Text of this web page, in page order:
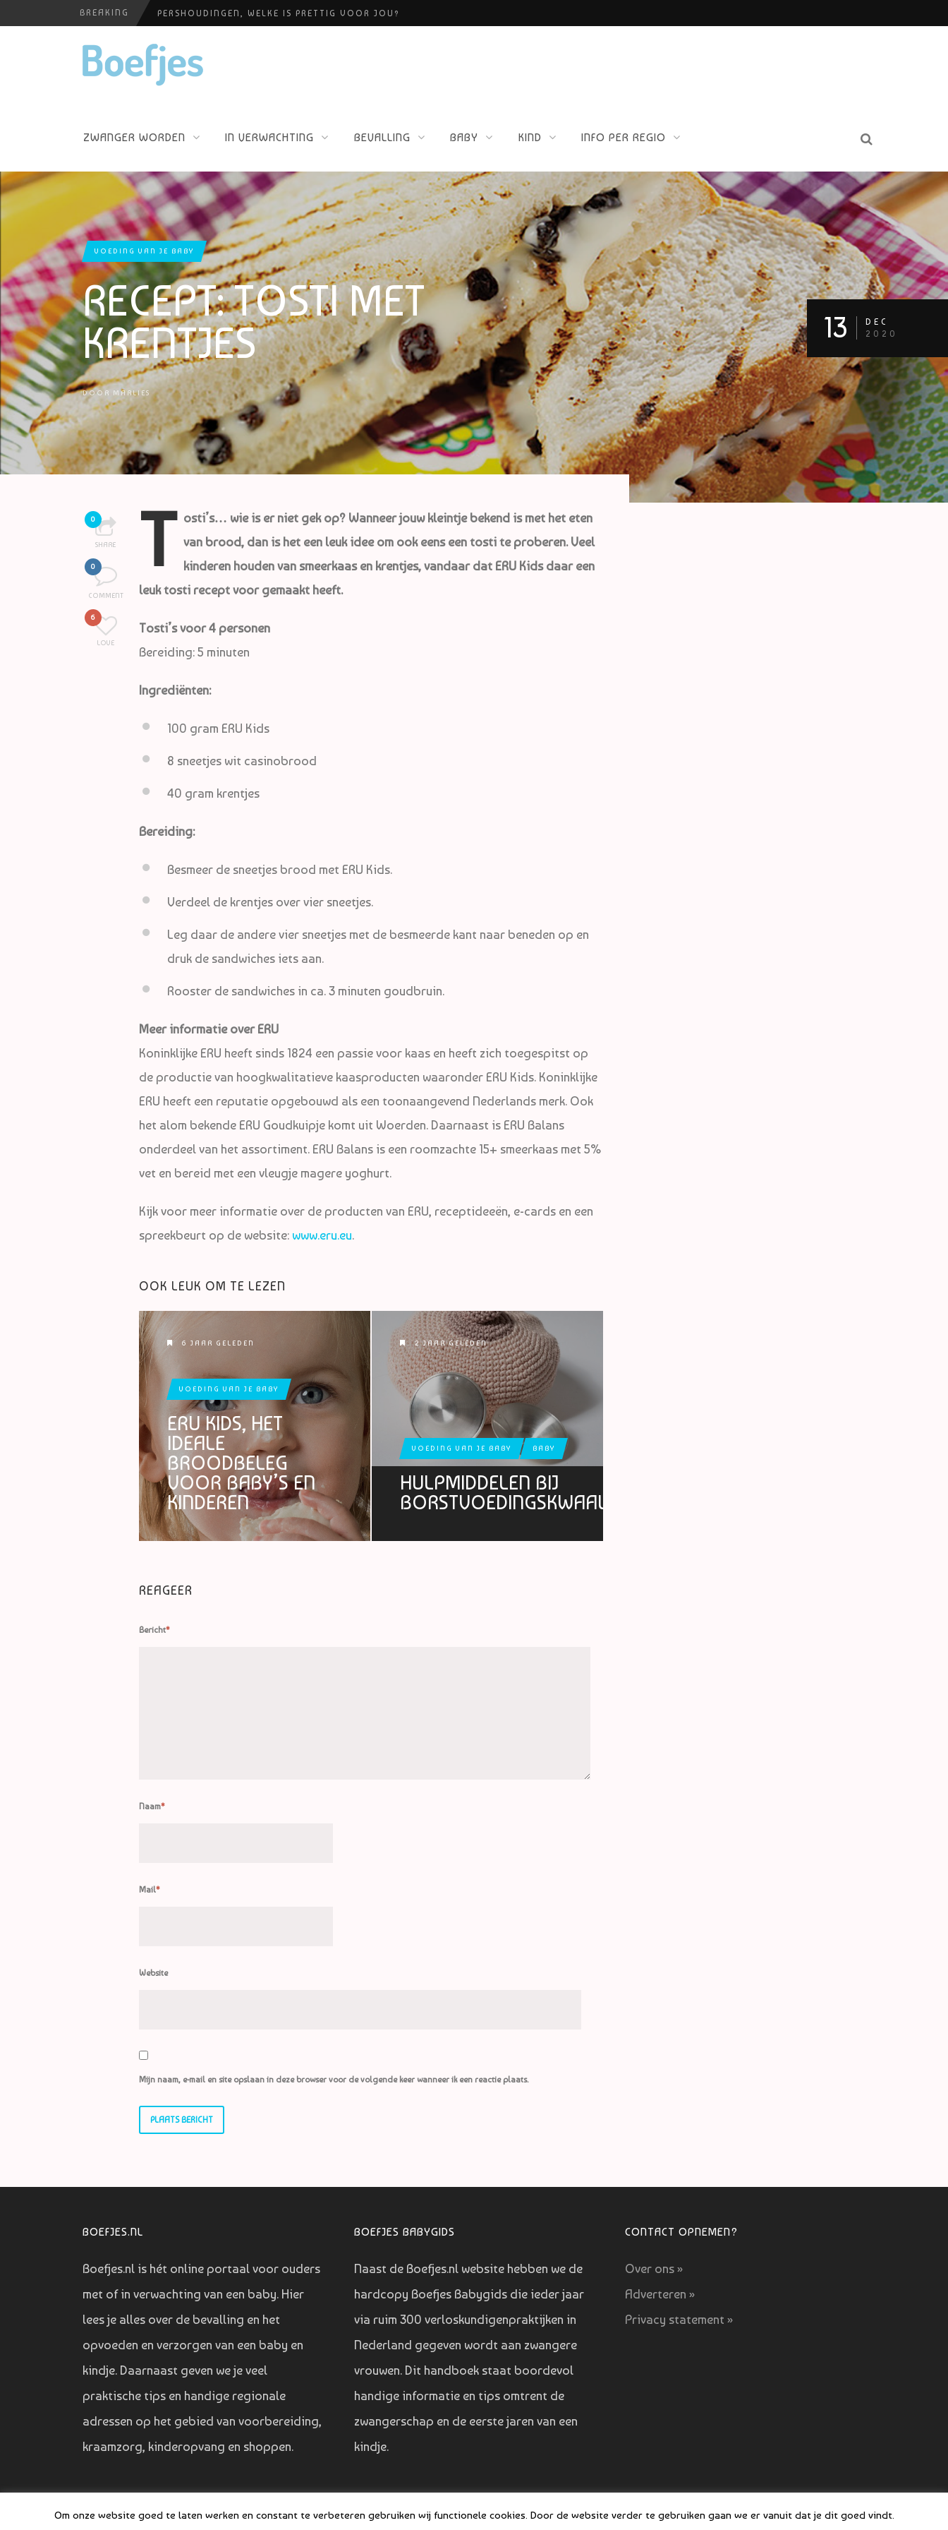
BREAKING PERSHOUDINGEN, WELKE IS PRETTIG VOOR JOU?
BABYBLOEI
YOGAPRAKTIJK THEA SMIT
ZWANGER WORDEN IN VERWACHTING BEVALLING BABY KIND INFO PER REGIO
VOEDING VAN JE BABY
RECEPT: TOSTI MET
KRENTJES
DOOR MARLIES
13
DEC
2020
0
SHARE
0
COMMENT
6
LOVE
T osti’s… wie is er niet gek op? Wanneer jouw kleintje bekend is met het eten
van brood, dan is het een leuk idee om ook eens een tosti te proberen. Veel
kinderen houden van smeerkaas en krentjes, vandaar dat ERU Kids daar een
leuk tosti recept voor gemaakt heeft.
Tosti’s voor 4 personen
Bereiding: 5 minuten
Ingrediënten:
100 gram ERU Kids
8 sneetjes wit casinobrood
40 gram krentjes
Bereiding:
Besmeer de sneetjes brood met ERU Kids.
Verdeel de krentjes over vier sneetjes.
Leg daar de andere vier sneetjes met de besmeerde kant naar beneden op en
druk de sandwiches iets aan.
Rooster de sandwiches in ca. 3 minuten goudbruin.
Meer informatie over ERU
Koninklijke ERU heeft sinds 1824 een passie voor kaas en heeft zich toegespitst op
de productie van hoogkwalitatieve kaasproducten waaronder ERU Kids. Koninklijke
ERU heeft een reputatie opgebouwd als een toonaangevend Nederlands merk. Ook
het alom bekende ERU Goudkuipje komt uit Woerden. Daarnaast is ERU Balans
onderdeel van het assortiment. ERU Balans is een roomzachte 15+ smeerkaas met 5%
vet en bereid met een vleugje magere yoghurt.
Kijk voor meer informatie over de producten van ERU, receptideeën, e-cards en een
spreekbeurt op de website: www.eru.eu.
OOK LEUK OM TE LEZEN
6 JAAR GELEDEN
VOEDING VAN JE BABY
ERU KIDS, HET
IDEALE
BROODBELEG
VOOR BABY’S EN
KINDEREN
2 JAAR GELEDEN
VOEDING VAN JE BABY BABY
HULPMIDDELEN BIJ
BORSTVOEDINGSKWAALTJES
REAGEER
Bericht*
Naam*
Mail*
Website
Mijn naam, e-mail en site opslaan in deze browser voor de volgende keer wanneer ik een reactie plaats.
BOEFJES.NL
Boefjes.nl is hét online portaal voor ouders
met of in verwachting van een baby. Hier
lees je alles over de bevalling en het
opvoeden en verzorgen van een baby en
kindje. Daarnaast geven we je veel
praktische tips en handige regionale
adressen op het gebied van voorbereiding,
kraamzorg, kinderopvang en shoppen.
BOEFJES BABYGIDS
Naast de Boefjes.nl website hebben we de
hardcopy Boefjes Babygids die ieder jaar
via ruim 300 verloskundigenpraktijken in
Nederland gegeven wordt aan zwangere
vrouwen. Dit handboek staat boordevol
handige informatie en tips omtrent de
zwangerschap en de eerste jaren van een
kindje.
CONTACT OPNEMEN?
Over ons »
Adverteren »
Privacy statement »
Om onze website goed te laten werken en constant te verbeteren gebruiken wij functionele cookies. Door de website verder te gebruiken gaan we er vanuit dat je dit goed vindt.